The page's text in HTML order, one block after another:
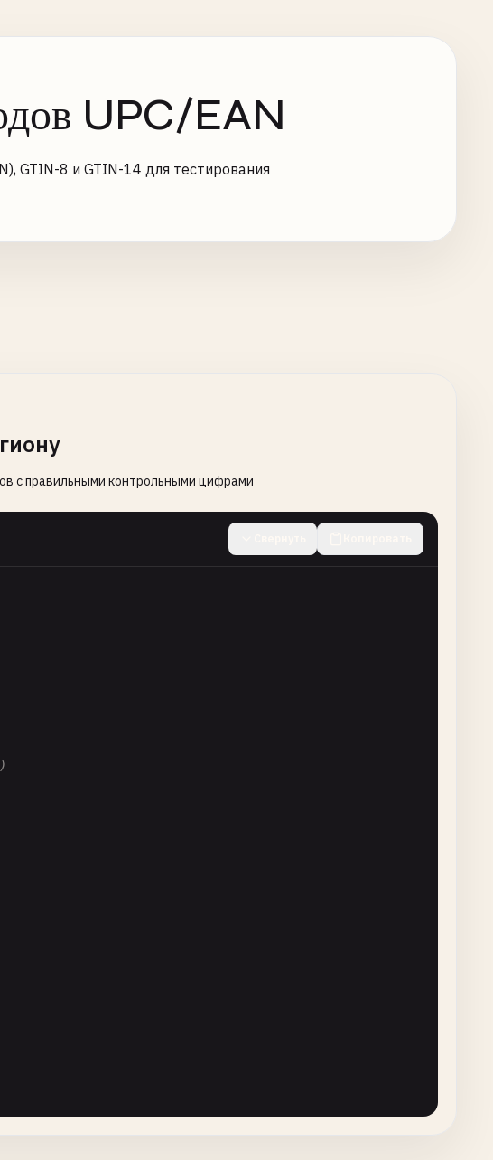
UPC/EAN
GTIN-8 и GTIN-14 для тестирования
с правильными контрольными цифрами